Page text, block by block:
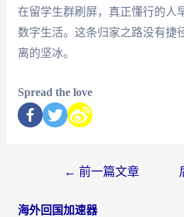
在留学生群刷屏，真正懂行的人
数字生活。这条归家之路没有捷
离的坚冰。
Spread the love
← 前一篇文章
海外回国加速器